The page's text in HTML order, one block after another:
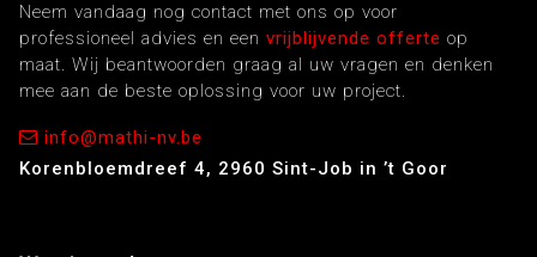
Neem vandaag nog contact met ons op voor
professioneel advies en een vrijblijvende offerte op
maat. Wij beantwoorden graag al uw vragen en denken
mee aan de beste oplossing voor uw project.
info@mathi-nv.be
Korenbloemdreef 4, 2960 Sint-Job in ’t Goor